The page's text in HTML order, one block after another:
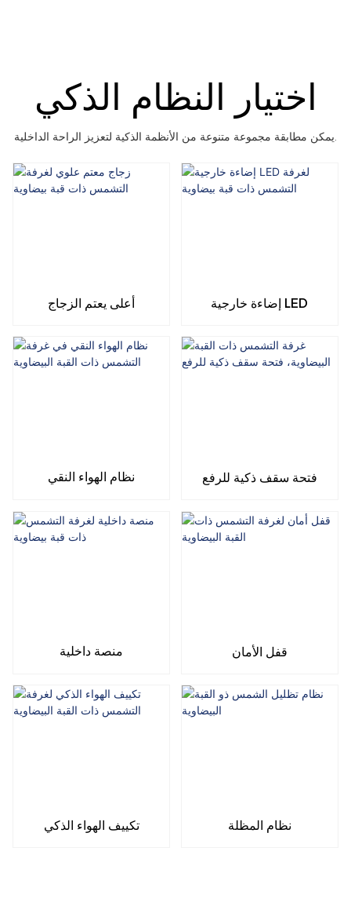
اختيار النظام الذكي
يمكن مطابقة مجموعة متنوعة من الأنظمة الذكية لتعزيز الراحة الداخلية.
أعلى يعتم الزجاج إضاءة خارجية LED
نظام الهواء النقي فتحة سقف ذكية للرفع
منصة داخلية قفل الأمان
تكييف الهواء الذكي نظام المظلة